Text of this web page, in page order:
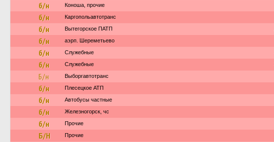
б/н Коноша, прочие
б/н Каргопольавтотранс
б/н Вытегорское ПАТП
б/н аэрп. Шереметьево
б/н Служебные
б/н Служебные
Б/н Выборгавтотранс
б/н Плесецкое АТП
б/н Автобусы частные
б/н Железногорск, чс
б/н Прочие
Б/Н Прочие